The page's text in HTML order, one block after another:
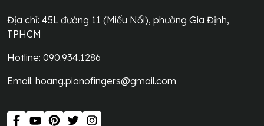
Địa chỉ: 45L đường 11 (Miếu Nổi), phường Gia Định,
TPHCM
Hotline: 090.934.1286
Email: hoang.pianofingers@gmail.com